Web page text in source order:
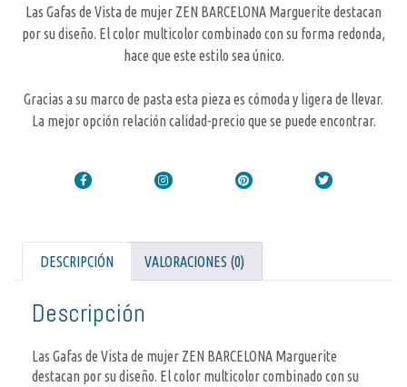
Las Gafas de Vista de mujer ZEN BARCELONA Marguerite destacan
por su diseño. El color multicolor combinado con su forma redonda,
hace que este estilo sea único.
Gracias a su marco de pasta esta pieza es cómoda y ligera de llevar.
La mejor opción relación calidad-precio que se puede encontrar.
DESCRIPCIÓN VALORACIONES (0)
Descripción
Las Gafas de Vista de mujer ZEN BARCELONA Marguerite
destacan por su diseño. El color multicolor combinado con su